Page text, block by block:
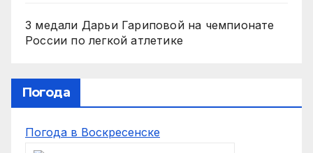
3 медали Дарьи Гариповой на чемпионате
России по легкой атлетике
Погода
Погода в Воскресенске